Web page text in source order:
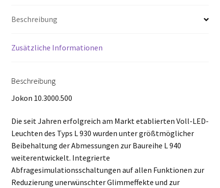
Beschreibung
Zusätzliche Informationen
Beschreibung
Jokon 10.3000.500
Die seit Jahren erfolgreich am Markt etablierten Voll-LED-
Leuchten des Typs L 930 wurden unter größtmöglicher
Beibehaltung der Abmessungen zur Baureihe L 940
weiterentwickelt. Integrierte
Abfragesimulationsschaltungen auf allen Funktionen zur
Reduzierung unerwünschter Glimmeffekte und zur